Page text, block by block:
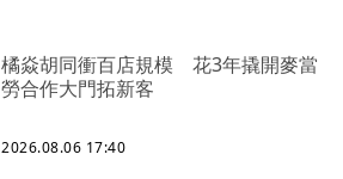
橘焱胡同衝百店規模 花3年撬開麥當
勞合作大門拓新客
2026.08.06 17:40